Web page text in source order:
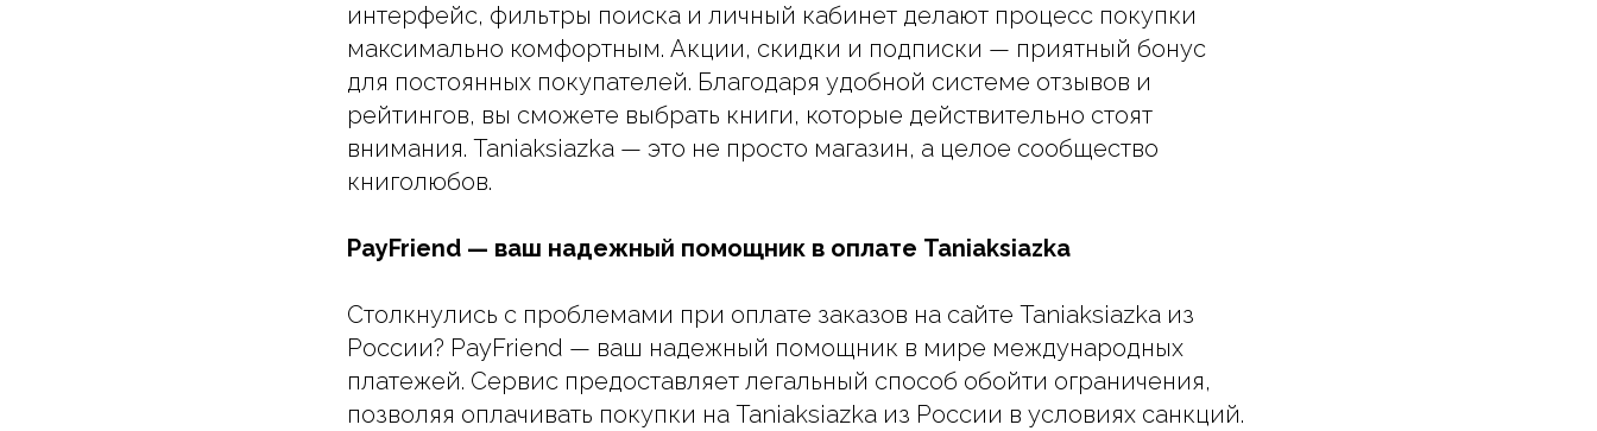
интерфейс, фильтры поиска и личный кабинет делают процесс покупки
максимально комфортным. Акции, скидки и подписки — приятный бонус
для постоянных покупателей. Благодаря удобной системе отзывов и
рейтингов, вы сможете выбрать книги, которые действительно стоят
внимания. Taniaksiazka — это не просто магазин, а целое сообщество
книголюбов.
PayFriend — ваш надежный помощник в оплате Taniaksiazka
Столкнулись с проблемами при оплате заказов на сайте Taniaksiazka из
России? PayFriend — ваш надежный помощник в мире международных
платежей. Сервис предоставляет легальный способ обойти ограничения,
позволяя оплачивать покупки на Taniaksiazka из России в условиях санкций.